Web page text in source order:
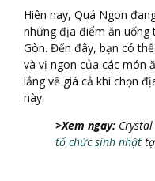
Hiên nay, Quá Ngon
những địa điểm ăn uống
Gòn. Đến đây, bạn có
và vị ngon của các món
lắng về giá cả khi chọn
này.
>Xem ngay:
tổ chức sinh nhật